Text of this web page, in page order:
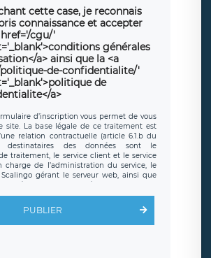
cette case, je reconnais
connaissance et accepter
href='/cgu/'
générales
a> ainsi que la <a
politique-de-confidentialite/'
de
a>
d’inscription vous permet de vous
site. La base légale de ce traitement est
relation contractuelle (article 6.1.b du
destinataires des données sont le
traitement, le service client et le service
charge de l’administration du service, le
gérant le serveur web, ainsi que
légalement autorisée. Le formulaire
est hébergé sur un serveur hébergé par
clauses de
au RGPD
. Les données collectées
jusqu’à ce que l’Internaute en sollicite la
PUBLIER